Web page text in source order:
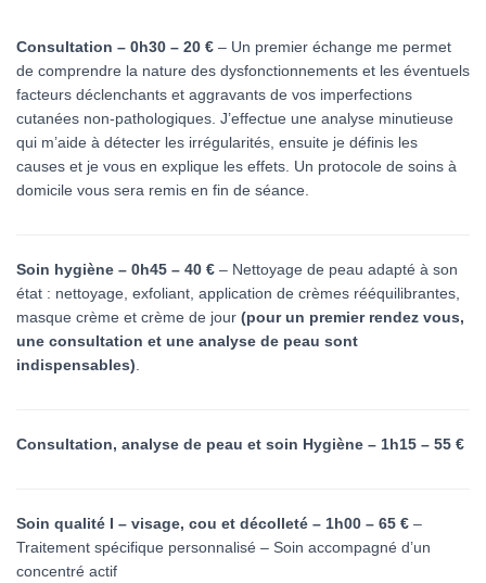
Consultation – 0h30 – 20 € – Un premier échange me permet
de comprendre la nature des dysfonctionnements et les éventuels
facteurs déclenchants et aggravants de vos imperfections
cutanées non-pathologiques. J’effectue une analyse minutieuse
qui m’aide à détecter les irrégularités, ensuite je définis les
causes et je vous en explique les effets. Un protocole de soins à
domicile vous sera remis en fin de séance.
Soin hygiène – 0h45 – 40 € – Nettoyage de peau adapté à son
état : nettoyage, exfoliant, application de crèmes rééquilibrantes,
masque crème et crème de jour (pour un premier rendez vous,
une consultation et une analyse de peau sont
indispensables)
Consultation, analyse de peau et soin Hygiène – 1h15 – 55 €
Soin qualité I – visage, cou et décolleté – 1h00 – 65 € –
Traitement spécifique personnalisé – Soin accompagné d’un
concentré actif